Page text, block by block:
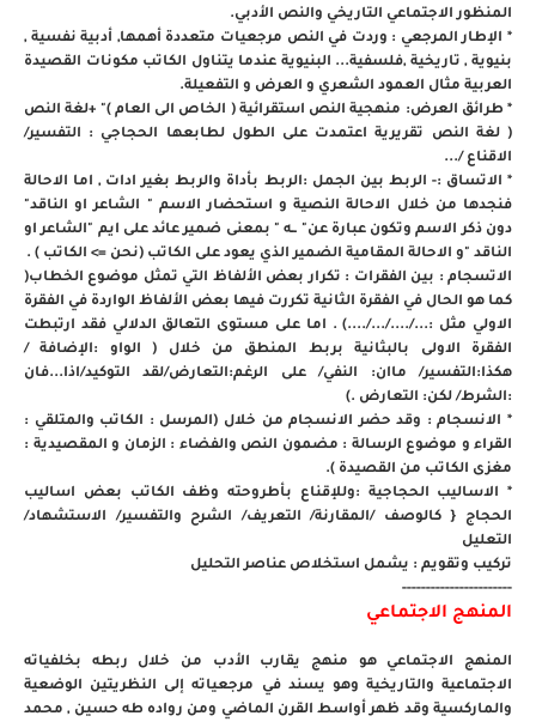
المنظور الاجتماعي التاريخي والنص الأدبي.
* الإطار المرجعي : وردت في النص مرجعيات متعددة أهمها, أدبية نفسية ,
بنيوية , تاريخية ,فلسفية... البنيوية عندما يتناول الكاتب مكونات القصيدة
العربية مثال العمود الشعري و العرض و التفعيلة.
* طرائق العرض: منهجية النص استقرائية ( الخاص الى العام )" +لغة النص
( لغة النص تقريرية اعتمدت على الطول لطابعها الحجاجي : التفسير/
الاقناع /...
* الاتساق :- الربط بين الجمل :الربط بأداة والربط بغير ادات , اما الاحالة
فنجدها من خلال الاحالة النصية و استحضار الاسم " الشاعر او الناقد"
دون ذكر الاسم وتكون عبارة عن" ــه " بمعنى ضمير عائد على ايم "الشاعر او
الناقد "و الاحالة المقامية الضمير الذي يعود على الكاتب (نحن => الكاتب ) .
الاتسجام : بين الفقرات : تكرار بعض الألفاظ التي تمثل موضوع الخطاب(
كما هو الحال في الفقرة الثانية تكررت فيها بعض الألفاظ الواردة في الفقرة
الاولي مثل :.../..../.../....) . اما على مستوى التعالق الدلالي فقد ارتبطت
الفقرة الاولى بالبثانية بربط المنطق من خلال ( الواو :الإضافة /
هكذا:التفسير/ ماان: النفي/ على الرغم:التعارض/لقد التوكيد/اذا...فان
:الشرط/ لكن: التعارض .)
* الانسجام : وقد حضر الانسجام من خلال (المرسل : الكاتب والمتلقي :
القراء و موضوع الرسالة : مضمون النص والفضاء : الزمان و المقصيدية :
مغزى الكاتب من القصيدة ).
* الاساليب الحجاجية :وللإقناع بأطروحته وظف الكاتب بعض اساليب
الحجاج { كالوصف /المقارنة/ التعريف/ الشرح والتفسير/ الاستشهاد/
التعليل
تركيب وتقويم : يشمل استخلاص عناصر التحليل
-----------------------
المنهج الاجتماعي
المنهج الاجتماعي هو منهج يقارب الأدب من خلال ربطه بخلفياته
الاجتماعية والتاريخية وهو يسند في مرجعياته إلى النظريتين الوضعية
والماركسية وقد ظهر أواسط القرن الماضي ومن رواده طه حسين , محمد